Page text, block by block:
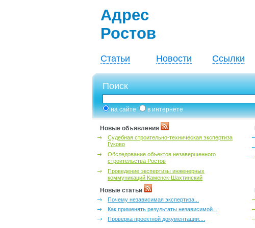
Адрес
Ростов
Статьи Новости Ссылки
Поиск
на сайте в интернете
Новые объявления
Судебная строительно-техническая экспертиза
Гуково
Обследование объектов незавершенного
строительства Ростов
Проведение экспертизы инженерных
коммуникаций Каменск-Шахтинский
Новые статьи
Почему независимая экспертиза...
Как применять результаты независимой...
Проверка проектной документации:...